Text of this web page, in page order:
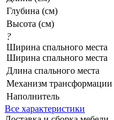
Глубина (см)
Высота (см)
?
Ширина спального места
Ширина спального места
Длина спального места
Механизм трансформации
Наполнитель
Все характеристики